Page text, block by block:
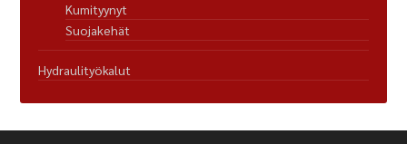
Kumityynyt
Suojakehät
Hydraulityökalut